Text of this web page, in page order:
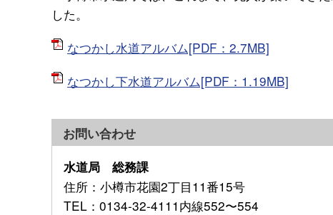
した。
なつかし水道アルバム[PDF：2.7MB]
なつかし下水道アルバム[PDF：1.19MB]
お問い合わせ
水道局 総務課
住所 ：小樽市花園2丁目11番15号
TEL ：0134-32-4111内線552〜554